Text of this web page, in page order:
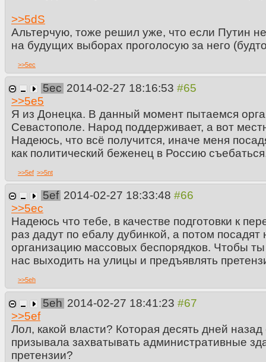
>>5dS
Альтерчую, тоже решил уже, что если Путин
на будущих выборах проголосую за него
>>5ec
5ec 2014-02-27 18:16:53
>>5e5
Я из Донецка. В данный момент пытаемся
Севастополе. Народ поддерживает, а вот
Надеюсь, что всё получится, иначе меня
как политический беженец в Россию
>>5ef >>5nt
5ef 2014-02-27 18:33:48
>>5ec
Надеюсь что тебе, в качестве подготовки к
раз дадут по ебалу дубинкой, а потом посадят
организацию массовых беспорядков. Чтобы
нас выходить на улицы и предъявлять
>>5eh
5eh 2014-02-27 18:41:23
>>5ef
Лол, какой власти? Которая десять дней
призывала захватывать административные
претензии?